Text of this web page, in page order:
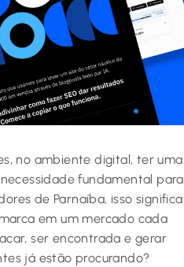
no ambiente digital, ter uma
fundamental para
de Parnaíba, isso significa
em um mercado cada
ser encontrada e gerar
já estão procurando?